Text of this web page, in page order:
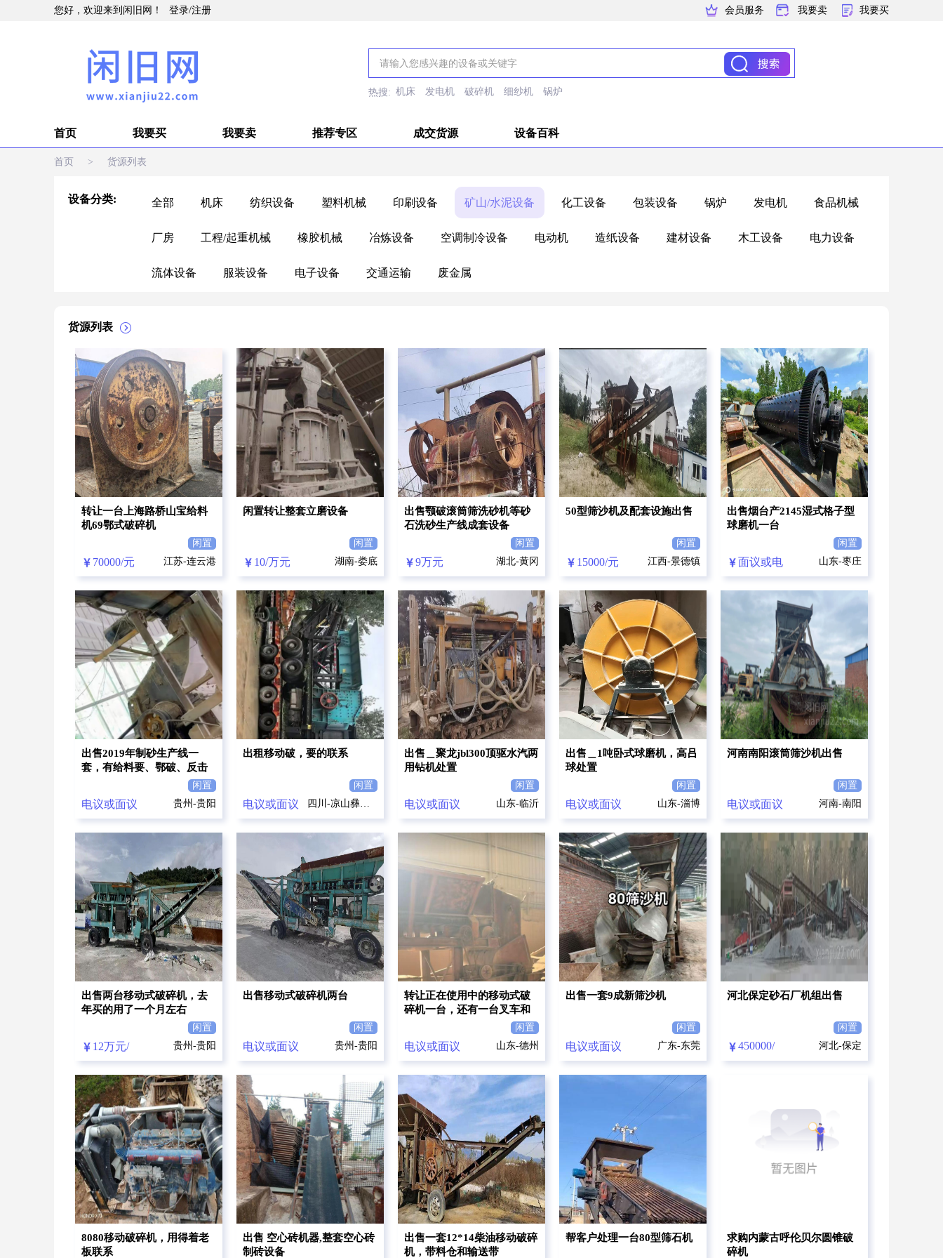
您好，欢迎来到闲旧网！ 登录/注册 会员服务 我要卖 我要买
热搜: 机床 发电机 破碎机 细纱机 锅炉
首页 我要买 我要卖 推荐专区 成交货源 设备百科
首页 > 货源列表
设备分类: 全部 机床 纺织设备 塑料机械 印刷设备 矿山/水泥设备 化工设备 包装设备 锅炉 发电机 食品机械
厂房 工程/起重机械 橡胶机械 冶炼设备 空调制冷设备 电动机 造纸设备 建材设备 木工设备 电力设备
流体设备 服装设备 电子设备 交通运输 废金属
货源列表
转让一台上海路桥山宝给料
机69鄂式破碎机
闲置
70000/元 江苏-连云港
闲置转让整套立磨设备
闲置
10/万元 湖南-娄底
出售颚破滚筒筛洗砂机等砂
石洗砂生产线成套设备
闲置
9万元 湖北-黄冈
50型筛沙机及配套设施出售
闲置
15000/元 江西-景德镇
出售烟台产2145湿式格子型
球磨机一台
闲置
面议或电
议
山东-枣庄
出售2019年制砂生产线一
套，有给料要、鄂破、反击
破、平筛、振动筛、制砂闲置
电议或面议 贵州-贵阳
出租移动破，要的联系
闲置
电议或面议 四川-凉山彝族自治州
出售＿聚龙jbl300顶驱水汽两
用钻机处置
闲置
电议或面议 山东-临沂
出售＿1吨卧式球磨机，高吕
球处置
闲置
电议或面议 山东-淄博
河南南阳滚筒筛沙机出售
闲置
电议或面议 河南-南阳
出售两台移动式破碎机，去
年买的用了一个月左右
闲置
12万元/
台
贵州-贵阳
出售移动式破碎机两台
闲置
电议或面议 贵州-贵阳
转让正在使用中的移动式破
碎机一台，还有一台叉车和
闲置
电议或面议 山东-德州
出售一套9成新筛沙机
闲置
电议或面议 广东-东莞
河北保定砂石厂机组出售
闲置
450000/
元
河北-保定
8080移动破碎机，用得着老
板联系
出售 空心砖机器,整套空心砖
制砖设备
出售一套12*14柴油移动破碎
机，带料仓和输送带
帮客户处理一台80型筛石机
求购内蒙古呼伦贝尔圆锥破
碎机